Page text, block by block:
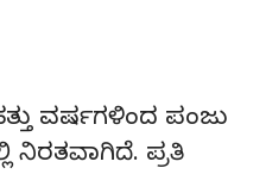
ವರ್ಷಗಳಿಂದ ಪಂಜು
ನಿರತವಾಗಿದೆ. ಪ್ರತಿ